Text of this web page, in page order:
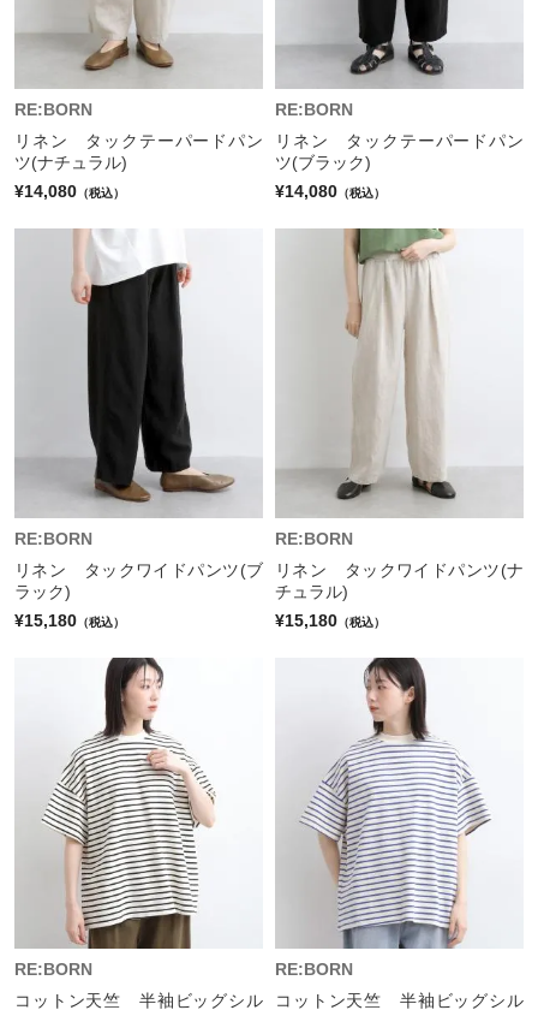
RE:BORN
リネン タックテーパードパン
ツ(ナチュラル)
¥14,080 （税込）
RE:BORN
リネン タックテーパードパン
ツ(ブラック)
¥14,080 （税込）
RE:BORN
リネン タックワイドパンツ(ブ
ラック)
¥15,180 （税込）
RE:BORN
リネン タックワイドパンツ(ナ
チュラル)
¥15,180 （税込）
RE:BORN
コットン天竺 半袖ビッグシル
RE:BORN
コットン天竺 半袖ビッグシル